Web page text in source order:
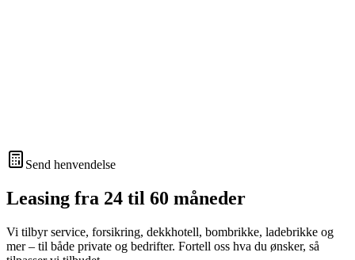
Send henvendelse
Leasing fra 24 til 60 måneder
Vi tilbyr service, forsikring, dekkhotell, bombrikke, ladebrikke og
mer – til både private og bedrifter. Fortell oss hva du ønsker, så